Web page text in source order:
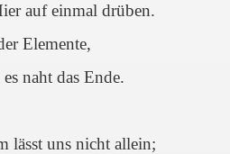
auf einmal drüben.
Elemente,
naht das Ende.
lässt uns nicht allein;